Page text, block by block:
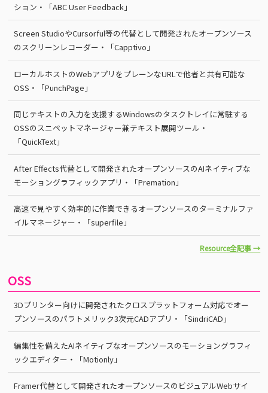
ション・「ABC User Feedback」
Screen StudioやCursorful等の代替として開発されたオープンソース
のスクリーンレコーダー・「Capptivo」
ローカルホストのWebアプリをプレーンなURLで他者と共有可能な
OSS・「PunchPage」
同じテキストの入力を支援するWindowsのタスクトレイに常駐する
OSSのスニペットマネージャー兼テキスト展開ツール・
「QuickText」
After Effects代替として開発されたオープンソースのAIネイティブな
モーショングラフィックアプリ・「Premation」
高速で見やすく効率的に作業できるオープンソースのターミナルファ
イルマネージャー・「superfile」
Resource全記事 →
OSS
3Dプリンター向けに開発されたクロスプラットフォーム対応でオー
プンソースのパラトメリック3次元CADアプリ・「SindriCAD」
編集性を備えたAIネイティブなオープンソースのモーショングラフィ
ックエディター・「Motionly」
Framer代替として開発されたオープンソースのビジュアルWebサイ